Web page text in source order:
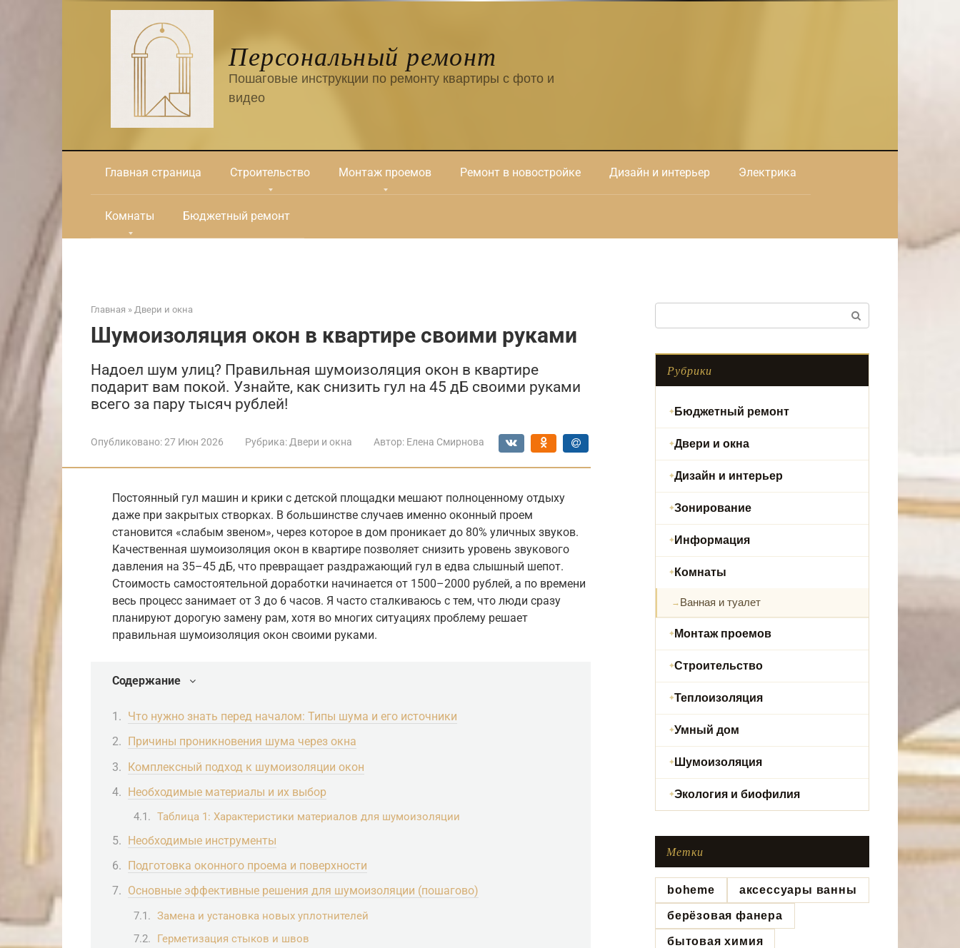
Персональный ремонт
Пошаговые инструкции по ремонту квартиры с фото и
видео
Главная страница Строительство Монтаж проемов Ремонт в новостройке Дизайн и интерьер Электрика
Комнаты Бюджетный ремонт
Главная » Двери и окна
Шумоизоляция окон в квартире своими руками
Надоел шум улиц? Правильная шумоизоляция окон в квартире
подарит вам покой. Узнайте, как снизить гул на 45 дБ своими руками
всего за пару тысяч рублей!
Опубликовано:27 Июн 2026 Рубрика: Двери и окна Автор: Елена Смирнова
Постоянный гул машин и крики с детской площадки мешают полноценному отдыху
даже при закрытых створках. В большинстве случаев именно оконный проем
становится «слабым звеном», через которое в дом проникает до 80% уличных звуков.
Качественная шумоизоляция окон в квартире позволяет снизить уровень звукового
давления на 35–45 дБ, что превращает раздражающий гул в едва слышный шепот.
Стоимость самостоятельной доработки начинается от 1500–2000 рублей, а по времени
весь процесс занимает от 3 до 6 часов. Я часто сталкиваюсь с тем, что люди сразу
планируют дорогую замену рам, хотя во многих ситуациях проблему решает
правильная шумоизоляция окон своими руками.
Содержание
Что нужно знать перед началом: Типы шума и его источники
Причины проникновения шума через окна
Комплексный подход к шумоизоляции окон
Необходимые материалы и их выбор
Таблица 1: Характеристики материалов для шумоизоляции
Необходимые инструменты
Подготовка оконного проема и поверхности
Основные эффективные решения для шумоизоляции (пошагово)
Замена и установка новых уплотнителей
Герметизация стыков и швов
Рубрики
Бюджетный ремонт
Двери и окна
Дизайн и интерьер
Зонирование
Информация
Комнаты
Ванная и туалет
Монтаж проемов
Строительство
Теплоизоляция
Умный дом
Шумоизоляция
Экология и биофилия
Метки
boheme аксессуары ванны
берёзовая фанера
бытовая химия